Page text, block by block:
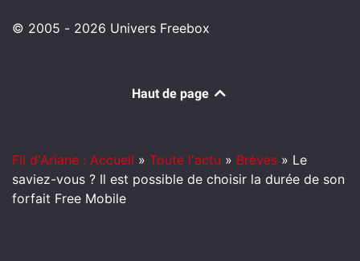
© 2005 - 2026 Univers Freebox
Haut de page
Fil d'Ariane : Accueil » Toute l'actu » Brèves » Le
saviez-vous ? Il est possible de choisir la durée de son
forfait Free Mobile